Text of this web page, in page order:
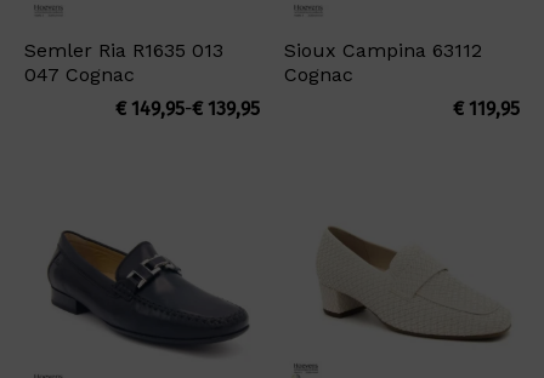
Semler Ria R1635 013
047 Cognac
€139,95
-
€149,95
Prijsklasse:
Sioux Campina 63112
Cognac
€119,95